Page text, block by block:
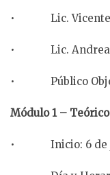
• Lic. Vicente
• Lic. Andrea
• Público
Módulo 1 –
• Inicio: 6 de